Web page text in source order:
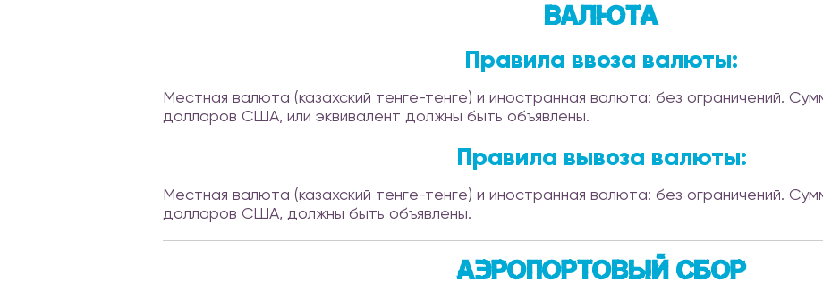
Валюта
Правила ввоза валюты:
Местная валюта (казахский тенге-тенге) и иностранная валюта: без ограничений.
долларов США, или эквивалент должны быть объявлены.
Правила вывоза валюты:
Местная валюта (казахский тенге-тенге) и иностранная валюта: без ограничений.
долларов США, должны быть объявлены.
Аэропортовый сбор